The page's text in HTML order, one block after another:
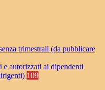
trimestrali (da pubblicare
autorizzati ai dipendenti
109